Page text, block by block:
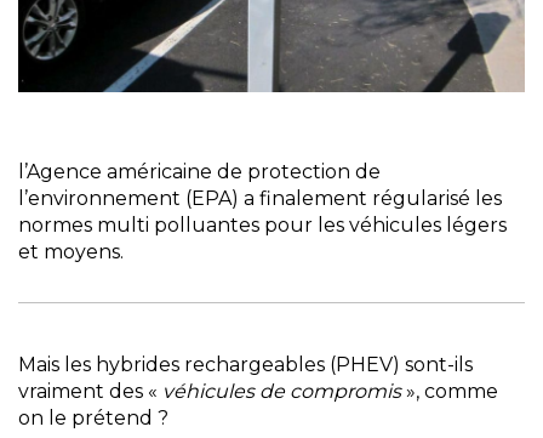
l’Agence américaine de protection de
l’environnement (EPA) a finalement régularisé les
normes multi polluantes pour les véhicules légers
et moyens.
Mais les hybrides rechargeables (PHEV) sont-ils
vraiment des « véhicules de compromis», comme
on le prétend ?